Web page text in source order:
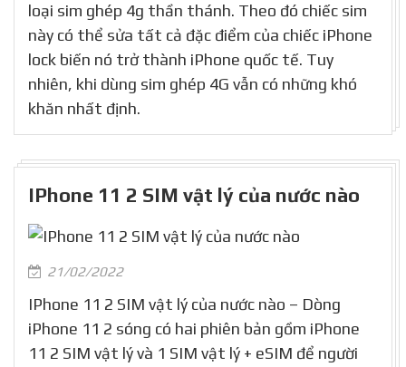
loại sim ghép 4g thần thánh. Theo đó chiếc sim
này có thể sửa tất cả đặc điểm của chiếc iPhone
lock biến nó trở thành iPhone quốc tế. Tuy
nhiên, khi dùng sim ghép 4G vẫn có những khó
khăn nhất định.
IPhone 11 2 SIM vật lý của nước nào
21/02/2022
IPhone 11 2 SIM vật lý của nước nào – Dòng
iPhone 11 2 sóng có hai phiên bản gồm iPhone
11 2 SIM vật lý và 1 SIM vật lý + eSIM để người